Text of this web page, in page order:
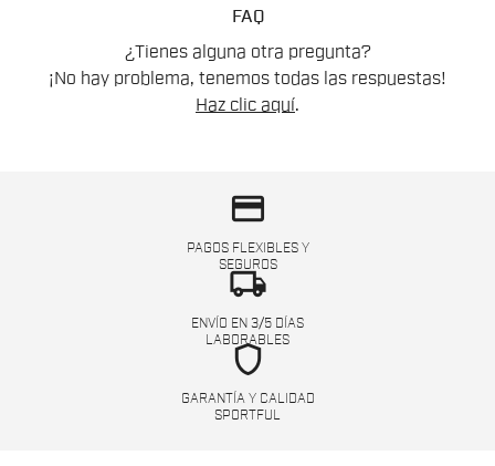
FAQ
¿Tienes alguna otra pregunta?
¡No hay problema, tenemos todas las respuestas!
Haz clic aquí.
credit_card
PAGOS FLEXIBLES Y
SEGUROS
local_shipping
ENVÍO EN 3/5 DÍAS
LABORABLES
shield
GARANTÍA Y CALIDAD
SPORTFUL